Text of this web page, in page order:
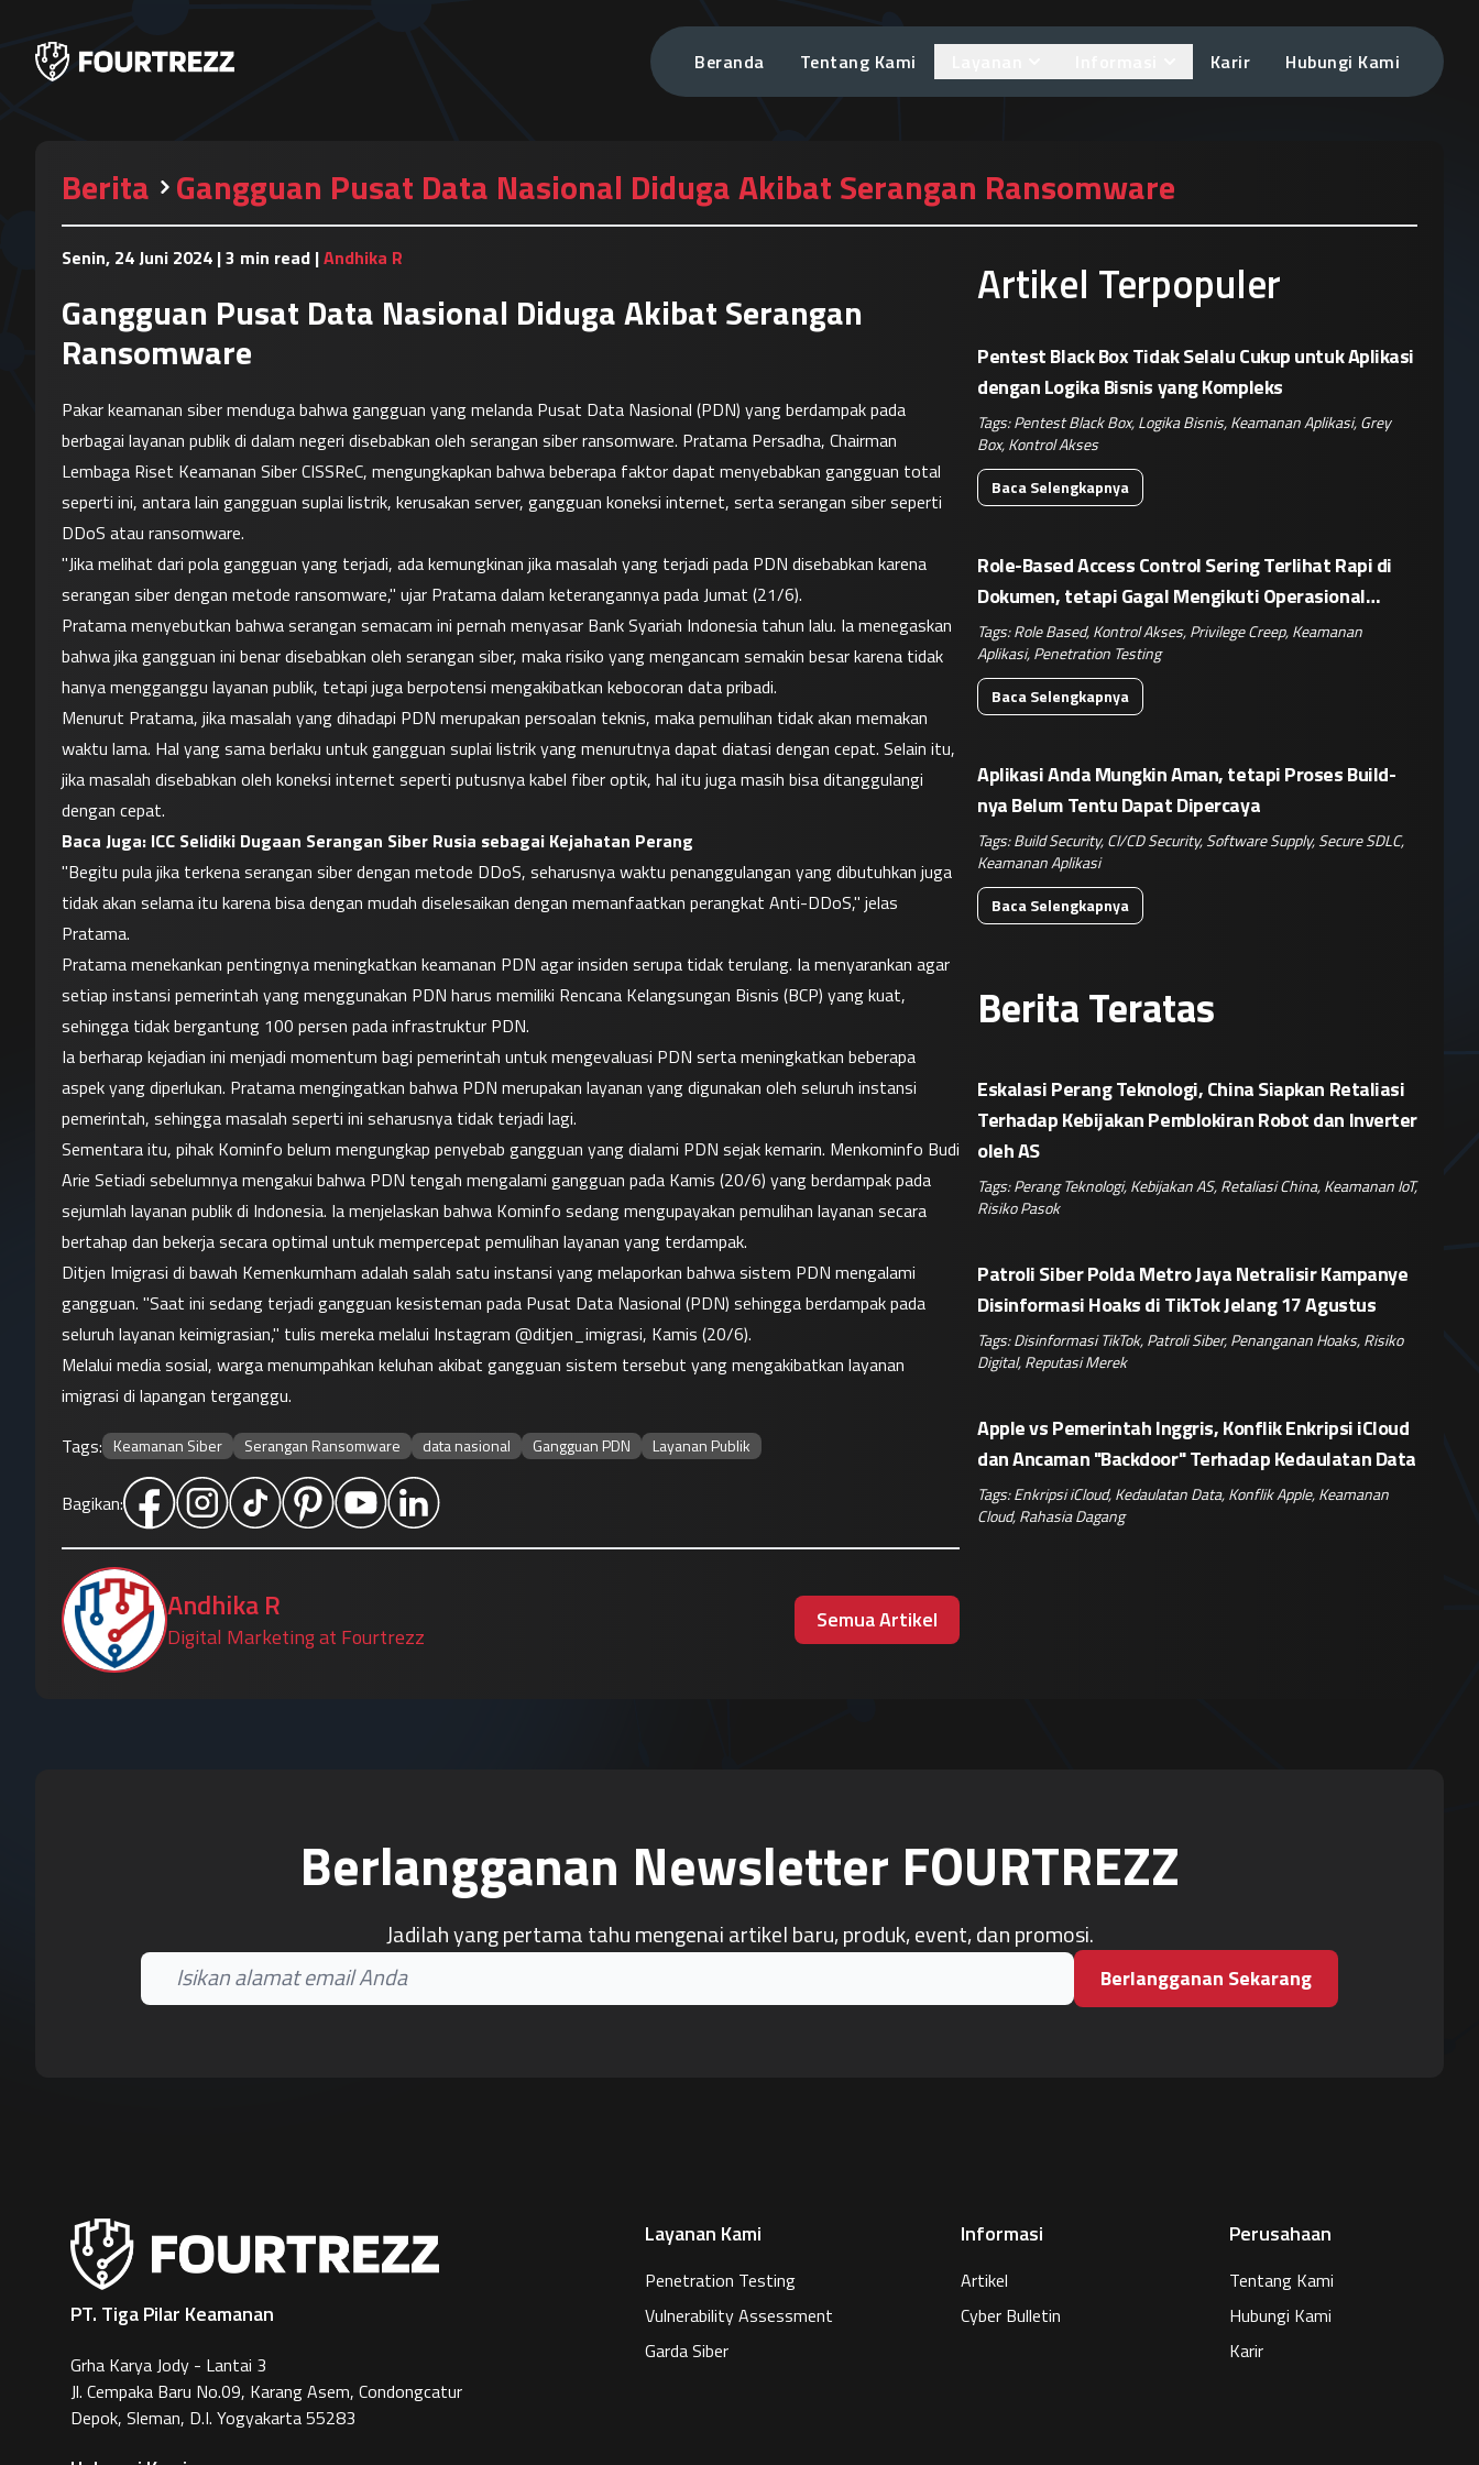
Beranda Tentang Kami Karir Hubungi Kami
Berita Gangguan Pusat Data Nasional Diduga Akibat Serangan Ransomware
Senin, 24 Juni 2024 |3 min read |Andhika R
Gangguan Pusat Data Nasional Diduga Akibat Serangan
Ransomware
Pakar keamanan siber menduga bahwa gangguan yang melanda Pusat Data Nasional (PDN) yang berdampak pada
berbagai layanan publik di dalam negeri disebabkan oleh serangan siber ransomware. Pratama Persadha, Chairman
Lembaga Riset Keamanan Siber CISSReC, mengungkapkan bahwa beberapa faktor dapat menyebabkan gangguan total
seperti ini, antara lain gangguan suplai listrik, kerusakan server, gangguan koneksi internet, serta serangan siber seperti
DDoS atau ransomware.
"Jika melihat dari pola gangguan yang terjadi, ada kemungkinan jika masalah yang terjadi pada PDN disebabkan karena
serangan siber dengan metode ransomware," ujar Pratama dalam keterangannya pada Jumat (21/6).
Pratama menyebutkan bahwa serangan semacam ini pernah menyasar Bank Syariah Indonesia tahun lalu. Ia menegaskan
bahwa jika gangguan ini benar disebabkan oleh serangan siber, maka risiko yang mengancam semakin besar karena tidak
hanya mengganggu layanan publik, tetapi juga berpotensi mengakibatkan kebocoran data pribadi.
Menurut Pratama, jika masalah yang dihadapi PDN merupakan persoalan teknis, maka pemulihan tidak akan memakan
waktu lama. Hal yang sama berlaku untuk gangguan suplai listrik yang menurutnya dapat diatasi dengan cepat. Selain itu,
jika masalah disebabkan oleh koneksi internet seperti putusnya kabel fiber optik, hal itu juga masih bisa ditanggulangi
dengan cepat.
Baca Juga: ICC Selidiki Dugaan Serangan Siber Rusia sebagai Kejahatan Perang
"Begitu pula jika terkena serangan siber dengan metode DDoS, seharusnya waktu penanggulangan yang dibutuhkan juga
tidak akan selama itu karena bisa dengan mudah diselesaikan dengan memanfaatkan perangkat Anti-DDoS," jelas
Pratama.
Pratama menekankan pentingnya meningkatkan keamanan PDN agar insiden serupa tidak terulang. Ia menyarankan agar
setiap instansi pemerintah yang menggunakan PDN harus memiliki Rencana Kelangsungan Bisnis (BCP) yang kuat,
sehingga tidak bergantung 100 persen pada infrastruktur PDN.
Ia berharap kejadian ini menjadi momentum bagi pemerintah untuk mengevaluasi PDN serta meningkatkan beberapa
aspek yang diperlukan. Pratama mengingatkan bahwa PDN merupakan layanan yang digunakan oleh seluruh instansi
pemerintah, sehingga masalah seperti ini seharusnya tidak terjadi lagi.
Sementara itu, pihak Kominfo belum mengungkap penyebab gangguan yang dialami PDN sejak kemarin. Menkominfo Budi
Arie Setiadi sebelumnya mengakui bahwa PDN tengah mengalami gangguan pada Kamis (20/6) yang berdampak pada
sejumlah layanan publik di Indonesia. Ia menjelaskan bahwa Kominfo sedang mengupayakan pemulihan layanan secara
bertahap dan bekerja secara optimal untuk mempercepat pemulihan layanan yang terdampak.
Ditjen Imigrasi di bawah Kemenkumham adalah salah satu instansi yang melaporkan bahwa sistem PDN mengalami
gangguan. "Saat ini sedang terjadi gangguan kesisteman pada Pusat Data Nasional (PDN) sehingga berdampak pada
seluruh layanan keimigrasian," tulis mereka melalui Instagram @ditjen_imigrasi, Kamis (20/6).
Melalui media sosial, warga menumpahkan keluhan akibat gangguan sistem tersebut yang mengakibatkan layanan
imigrasi di lapangan terganggu.
Tags: Keamanan Siber Serangan Ransomware data nasional Gangguan PDN Layanan Publik
Bagikan:
Andhika R
Digital Marketing at Fourtrezz
Semua Artikel
Artikel Terpopuler
Pentest Black Box Tidak Selalu Cukup untuk Aplikasi
dengan Logika Bisnis yang Kompleks
Tags:Pentest Black Box,Logika Bisnis,Keamanan Aplikasi,Grey
Box,Kontrol Akses
Baca Selengkapnya
Role-Based Access Control Sering Terlihat Rapi di
Dokumen, tetapi Gagal Mengikuti Operasional
Nyata
Tags:Role Based,Kontrol Akses,Privilege Creep,Keamanan
Aplikasi,Penetration Testing
Baca Selengkapnya
Aplikasi Anda Mungkin Aman, tetapi Proses Build-
nya Belum Tentu Dapat Dipercaya
Tags:Build Security,CI/CD Security,Software Supply,Secure SDLC,
Keamanan Aplikasi
Baca Selengkapnya
Berita Teratas
Eskalasi Perang Teknologi, China Siapkan Retaliasi
Terhadap Kebijakan Pemblokiran Robot dan Inverter
oleh AS
Tags:Perang Teknologi,Kebijakan AS,Retaliasi China,Keamanan IoT,
Risiko Pasok
Patroli Siber Polda Metro Jaya Netralisir Kampanye
Disinformasi Hoaks di TikTok Jelang 17 Agustus
Tags:Disinformasi TikTok,Patroli Siber,Penanganan Hoaks,Risiko
Digital,Reputasi Merek
Apple vs Pemerintah Inggris, Konflik Enkripsi iCloud
dan Ancaman "Backdoor" Terhadap Kedaulatan Data
Tags:Enkripsi iCloud,Kedaulatan Data,Konflik Apple,Keamanan
Cloud,Rahasia Dagang
Berlangganan Newsletter FOURTREZZ
Jadilah yang pertama tahu mengenai artikel baru, produk, event, dan promosi.
Berlangganan Sekarang
PT. Tiga Pilar Keamanan
Grha Karya Jody - Lantai 3
Jl. Cempaka Baru No.09, Karang Asem, Condongcatur
Depok, Sleman, D.I. Yogyakarta 55283
Layanan Kami
Penetration Testing
Vulnerability Assessment
Garda Siber
Informasi
Artikel
Cyber Bulletin
Perusahaan
Tentang Kami
Hubungi Kami
Karir